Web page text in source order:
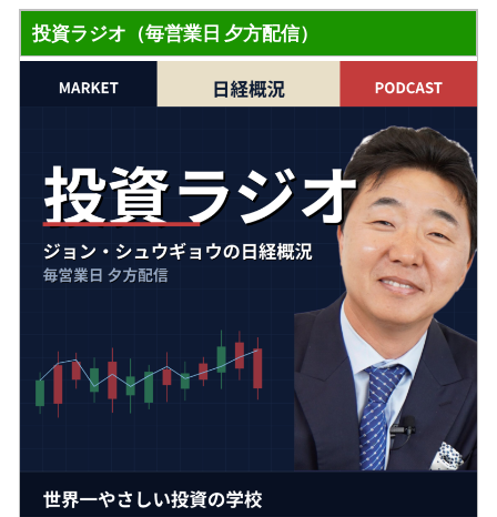
投資ラジオ（毎営業日 夕方配信）